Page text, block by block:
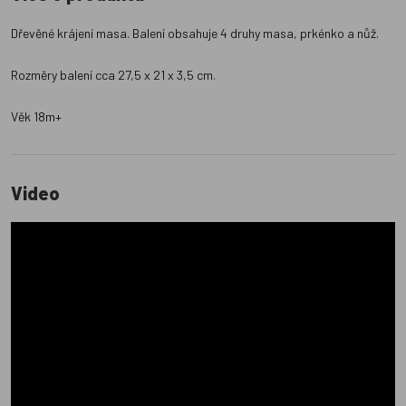
Dřevěné krájení masa. Balení obsahuje 4 druhy masa, prkénko a nůž.
Rozměry balení cca 27,5 x 21 x 3,5 cm.
Věk 18m+
Video